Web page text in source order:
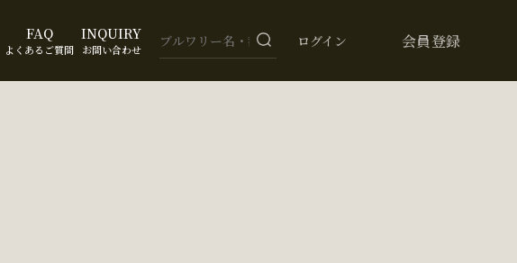
FAQ
よくあるご質問
INQUIRY
お問い合わせ ログイン 会員登録